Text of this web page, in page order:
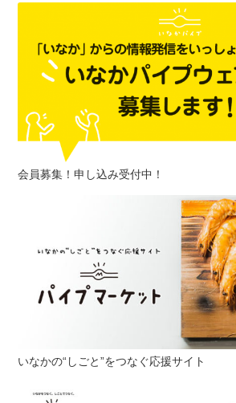
会員募集！申し込み受付中！
いなかの“しごと”をつなぐ応援サイト